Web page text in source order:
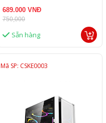
689.000 VNĐ
750,000
Sẵn hàng
Mã SP: CSKE0003